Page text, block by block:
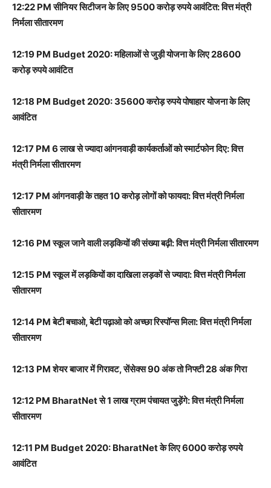
12:22 PM सीनियर सिटीजन के लिए 9500 करोड़ रुपये आवंटित: वित्त मंत्री
निर्मला सीतारमण
12:19 PM Budget 2020: महिलाओं से जुड़ी योजना के लिए 28600
करोड़ रुपये आवंटित
12:18 PM Budget 2020: 35600 करोड़ रुपये पोषाहार योजना के लिए
आवंटित
12:17 PM 6 लाख से ज्यादा आंगनवाड़ी कार्यकर्ताओं को स्मार्टफोन दिए: वित्त
मंत्री निर्मला सीतारमण
12:17 PM आंगनवाड़ी के तहत 10 करोड़ लोगों को फायदा: वित्त मंत्री निर्मला
सीतारमण
12:16 PM स्कूल जाने वाली लड़कियों की संख्या बढ़ी: वित्त मंत्री निर्मला सीतारमण
12:15 PM स्कूल में लड़कियों का दाखिला लड़कों से ज्यादा: वित्त मंत्री निर्मला
सीतारमण
12:14 PM बेटी बचाओ, बेटी पढ़ाओ को अच्छा रिस्पॉन्स मिला: वित्त मंत्री निर्मला
सीतारमण
12:13 PM शेयर बाजार में गिरावट, सेंसेक्स 90 अंक तो निफ्टी 28 अंक गिरा
12:12 PM BharatNet से 1 लाख ग्राम पंचायत जुड़ेंगे: वित्त मंत्री निर्मला
सीतारमण
12:11 PM Budget 2020: BharatNet के लिए 6000 करोड़ रुपये
आवंटित